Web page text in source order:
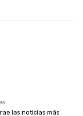
las noticias más